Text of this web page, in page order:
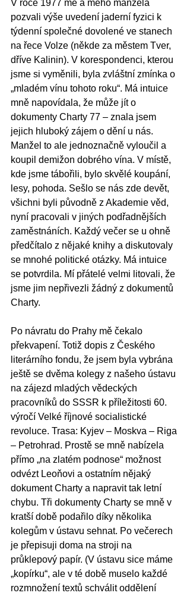
V roce 1977 mě a mého manžela
pozvali výše uvedení jaderní fyzici k
týdenní společné dovolené ve stanech
na řece Volze (někde za městem Tver,
dříve Kalinin). V korespondenci, kterou
jsme si vyměnili, byla zvláštní zmínka o
„mladém vínu tohoto roku“. Má intuice
mně napovídala, že může jít o
dokumenty Charty 77 – znala jsem
jejich hluboký zájem o dění u nás.
Manžel to ale jednoznačně vyloučil a
koupil demižon dobrého vína. V místě,
kde jsme tábořili, bylo skvělé koupání,
lesy, pohoda. Sešlo se nás zde devět,
všichni byli původně z Akademie věd,
nyní pracovali v jiných podřadnějších
zaměstnáních. Každý večer se u ohně
předčítalo z nějaké knihy a diskutovaly
se mnohé politické otázky. Má intuice
se potvrdila. Mí přátelé velmi litovali, že
jsme jim nepřivezli žádný z dokumentů
Charty.
Po návratu do Prahy mě čekalo
překvapení. Totiž dopis z Českého
literárního fondu, že jsem byla vybrána
ještě se dvěma kolegy z našeho ústavu
na zájezd mladých vědeckých
pracovníků do SSSR k příležitosti 60.
výročí Velké říjnové socialistické
revoluce. Trasa: Kyjev – Moskva – Riga
– Petrohrad. Prostě se mně nabízela
přímo „na zlatém podnose“ možnost
odvézt Leoňovi a ostatním nějaký
dokument Charty a napravit tak letní
chybu. Tři dokumenty Charty se mně v
kratší době podařilo díky několika
kolegům v ústavu sehnat. Po večerech
je přepisuji doma na stroji na
průklepový papír. (V ústavu sice máme
„kopírku“, ale v té době muselo každé
rozmnožení textů schválit oddělení